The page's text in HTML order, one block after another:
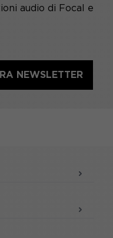
audio di Focal e
NEWSLETTER